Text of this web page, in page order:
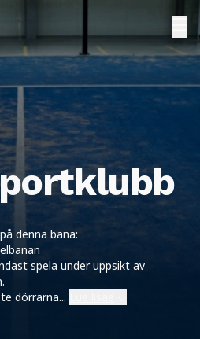
denna bana:
spela under uppsikt av
dörrarna...